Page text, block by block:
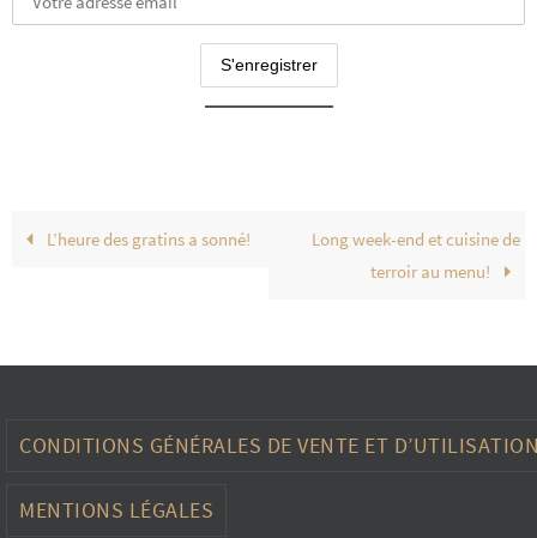
L’heure des gratins a sonné!
Long week-end et cuisine de
terroir au menu!
CONDITIONS GÉNÉRALES DE VENTE ET
MENTIONS LÉGALES